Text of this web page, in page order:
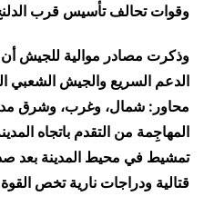
وقوات تحالف تأسيس قرب
وذكرت مصادر موالية للجيش
الدعم السريع والجيش الشعبي
محاور: شمال، وغرب، وشرق
المهاجِمة من التقدم باتجاه
تمشيط في محيط المدينة بعد
قتالية ودراجات نارية تخص